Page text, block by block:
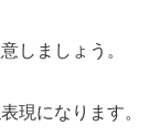
しましょう。
現になります。